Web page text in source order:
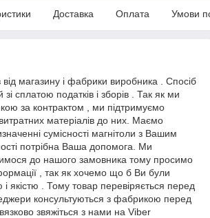
Доставка Оплата Умови
від магазину і фабрики виробника . Спосіб
сплатою податків і зборів . Так як ми
за контрактом , ми підтримуємо
матеріалів до них. Маємо
сумісності магнітоли з Вашим
потрібна Ваша допомога. Ми
до нашого замовника тому просимо
, так як хочемо що б Ви були
і якістю . Тому товар перевіряється перед
консультуються з фабрикою перед
звяжіться з нами на Viber